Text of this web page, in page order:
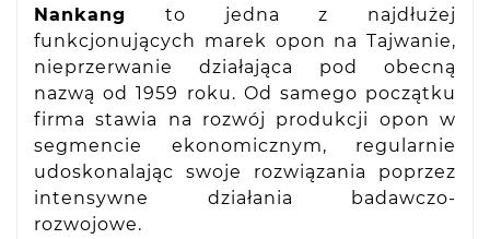
Nankang
to jedna z najdłużej
funkcjonujących marek opon na Tajwanie,
nieprzerwanie działająca pod obecną
nazwą od 1959 roku. Od samego początku
firma stawia na rozwój produkcji opon w
segmencie ekonomicznym, regularnie
udoskonalając swoje rozwiązania poprzez
intensywne działania badawczo-
rozwojowe.